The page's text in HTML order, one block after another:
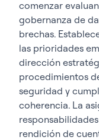
comenzar
gobernanza de
brechas.
las prioridades
dirección
procedimientos
seguridad y
coherencia. La
rendición de